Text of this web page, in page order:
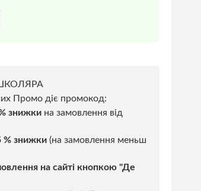
Промо діє промокод:
знижки на замовлення від
% знижки (на замовлення меньш
на сайті кнопкою "Де